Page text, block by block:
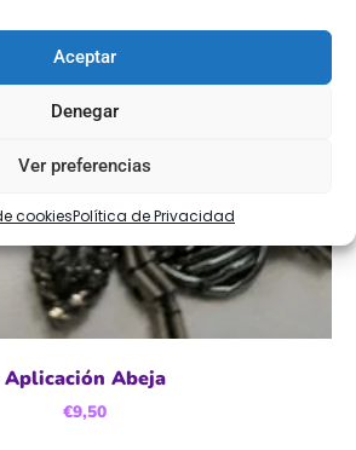
Aceptar
Denegar
Ver preferencias
cookiesPolítica de Privacidad
Aplicación Abeja
€9,50